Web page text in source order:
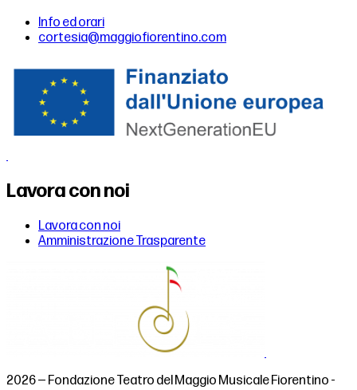
Info ed orari
cortesia@maggiofiorentino.com
Lavora con noi
Lavora con noi
Amministrazione Trasparente
2026 — Fondazione Teatro del Maggio Musicale Fiorentino -